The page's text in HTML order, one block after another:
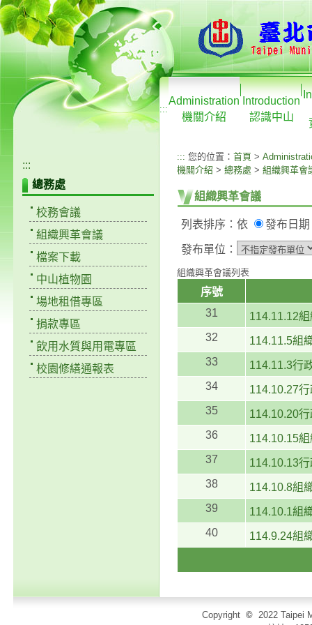
:::
Administration
機關介紹
Introduction
認識中山
:::
總務處
校務會議
組織興革會議
檔案下載
中山植物園
場地租借專區
捐款專區
飲用水質與用電專區
校園修繕通報表
::: 您的位置： 首頁 >
機關介紹 > 總務處 > 組織興革會
組織興革會議
列表排序：依 發布日期
發布單位：
組織興革會議列表
序號
31
114.11.12
32
114.11.5組
33
114.11.3行
34
114.10.27
35
114.10.20
36
114.10.15
37
114.10.13
38
114.10.8組
39
114.10.1組
40
114.9.24組
Copyright © 2022 Taipei